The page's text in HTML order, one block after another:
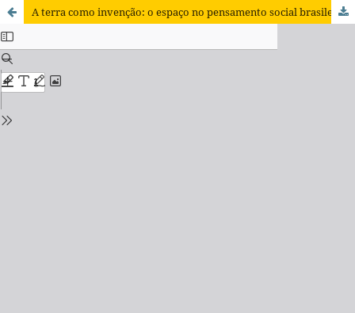
A terra como invenção: o espaço no pensamento social brasileiro